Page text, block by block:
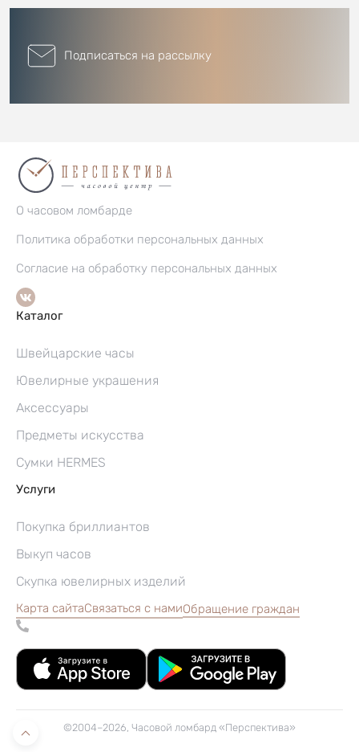
Подписаться на рассылку
О часовом ломбарде
Политика обработки персональных данных
Согласие на обработку персональных данных
Каталог
Швейцарские часы
Ювелирные украшения
Аксессуары
Предметы искусства
Сумки HERMES
Услуги
Покупка бриллиантов
Выкуп часов
Скупка ювелирных изделий
Карта сайтаСвязаться с намиОбращение граждан
©2004–2026, Часовой ломбард «Перспектива»